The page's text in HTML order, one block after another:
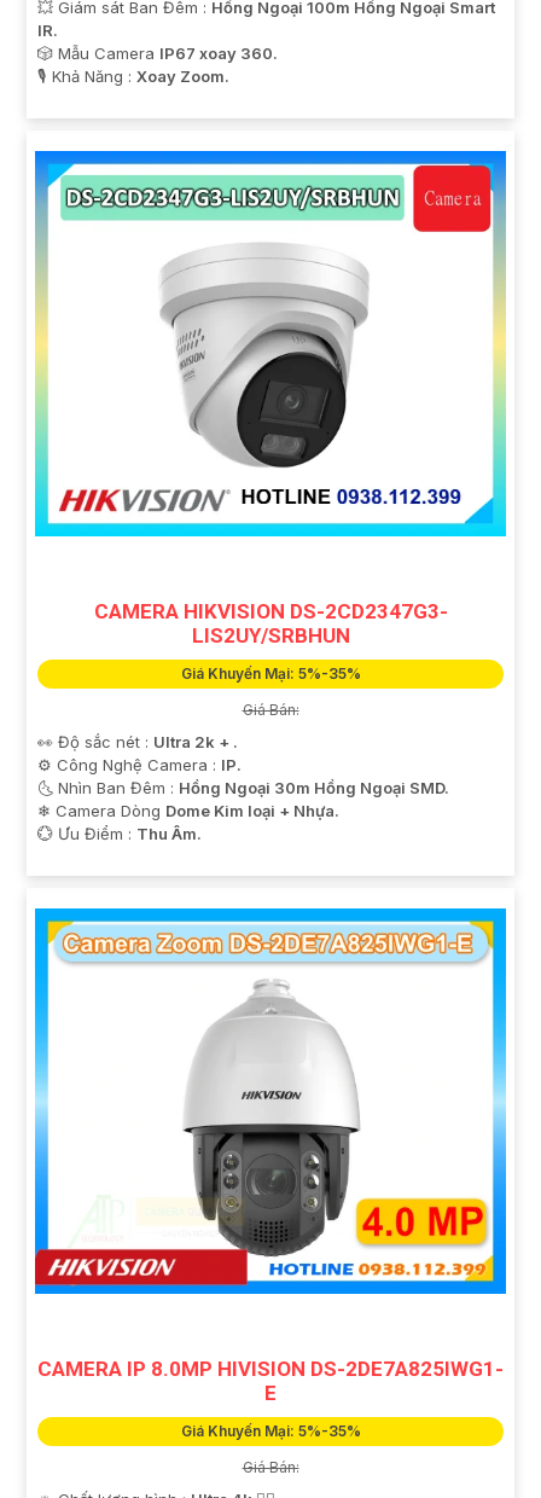
💥 Giám sát Ban Đêm : Hồng Ngoại 100m Hồng Ngoại Smart
IR.
🎲 Mẫu Camera IP67 xoay 360.
️🎙 Khả Năng : Xoay Zoom.
CAMERA HIKVISION DS-2CD2347G3-
LIS2UY/SRBHUN
Giá Khuyến Mại: 5%-35%
Giá Bán:
👀 Độ sắc nét : Ultra 2k + .
⚙ Công Nghệ Camera : IP.
🌜 Nhìn Ban Đêm : Hồng Ngoại 30m Hồng Ngoại SMD.
❄ Camera Dòng Dome Kim loại + Nhựa.
️💮 Ưu Điểm : Thu Âm.
CAMERA IP 8.0MP HIVISION DS-2DE7A825IWG1-
E
Giá Khuyến Mại: 5%-35%
Giá Bán: